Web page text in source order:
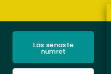
Läs senaste
numret